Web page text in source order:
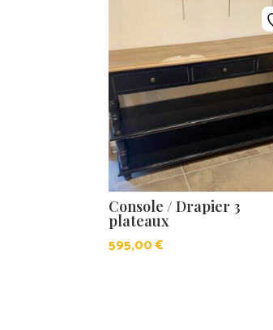
Console / Drapier 3
plateaux
595,00€